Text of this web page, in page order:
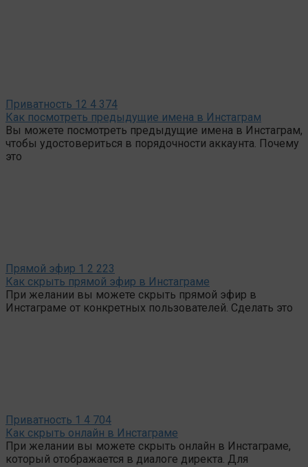
Приватность 12 4 374
Как посмотреть предыдущие имена в Инстаграм
Вы можете посмотреть предыдущие имена в Инстаграм,
чтобы удостовериться в порядочности аккаунта. Почему
это
Прямой эфир 1 2 223
Как скрыть прямой эфир в Инстаграме
При желании вы можете скрыть прямой эфир в
Инстаграме от конкретных пользователей. Сделать это
Приватность 1 4 704
Как скрыть онлайн в Инстаграме
При желании вы можете скрыть онлайн в Инстаграме,
который отображается в диалоге директа. Для